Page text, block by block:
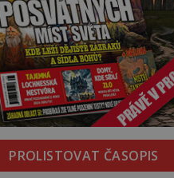
PROLISTOVAT ČASOPIS